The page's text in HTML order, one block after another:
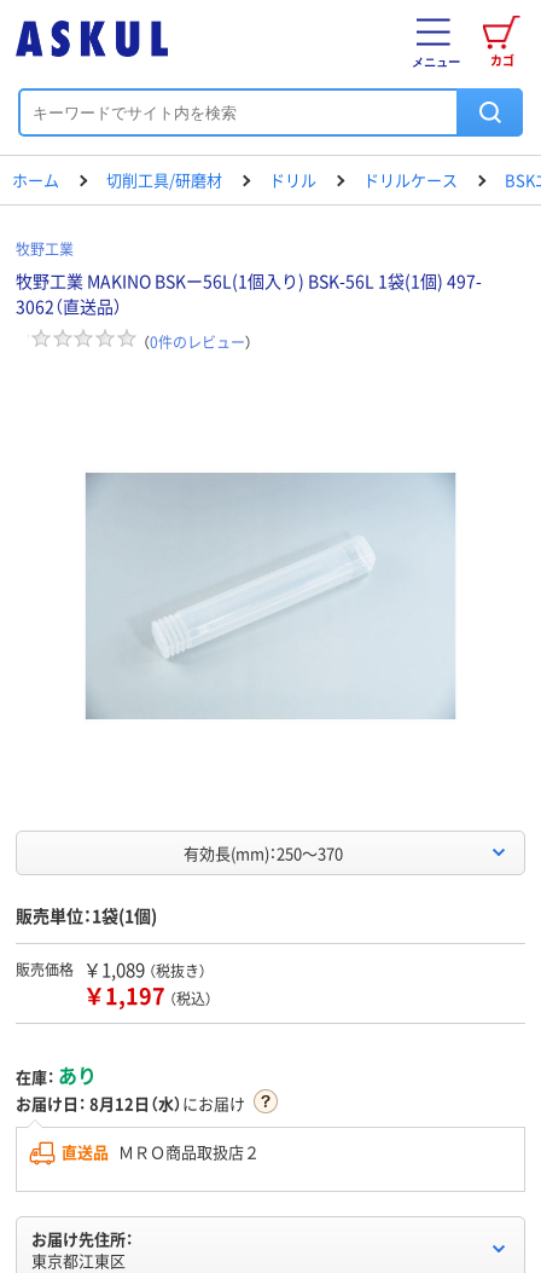
カゴ
メニュー
ホーム 切削工具/研磨材 ドリル ドリルケース BSK
牧野工業
牧野工業 MAKINO BSKー56L(1個入り) BSK-56L 1袋(1個) 497-
3062（直送品）
（0件のレビュー）
有効長(mm)：250～370
販売単位：1袋(1個)
販売価格 ￥1,089 （税抜き）
￥1,197 （税込）
在庫： あり
お届け日： 8月12日（水）にお届け
直送品 ＭＲＯ商品取扱店２
お届け先住所：
東京都江東区